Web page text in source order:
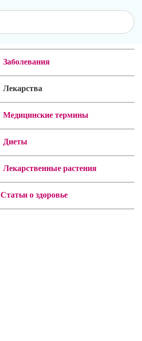
Заболевания
Лекарства
Медицинские термины
Диеты
Лекарственные растения
Статьи о здоровье